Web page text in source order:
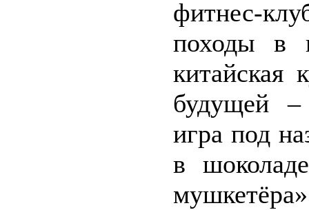
фитнес-
походы в
китайская
будущей –
игра под
в